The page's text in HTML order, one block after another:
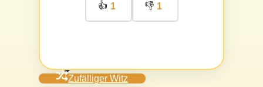
👍 1 👎 1
Zufälliger Witz